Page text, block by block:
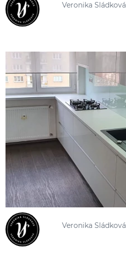
Veronika Sládková
Veronika Sládková